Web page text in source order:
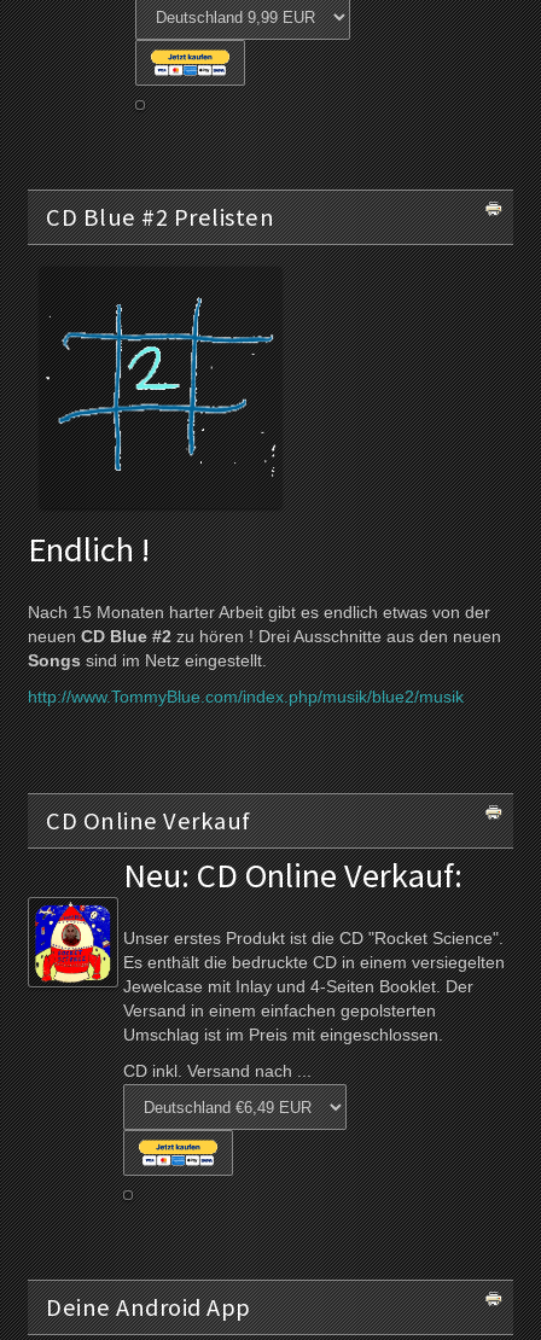
CD Blue #2 Prelisten
Endlich !
Nach 15 Monaten harter Arbeit gibt es endlich etwas von der
neuenCD Blue #2zu hören ! Drei Ausschnitte aus den neuen
Songssind im Netz eingestellt.
http://www.TommyBlue.com/index.php/musik/blue2/musik
CD Online Verkauf
Neu: CD Online Verkauf:
Unser erstes Produkt ist die CD "Rocket Science".
Es enthält die bedruckte CD in einem versiegelten
Jewelcase mit Inlay und 4-Seiten Booklet. Der
Versand in einem einfachen gepolsterten
Umschlag ist im Preis mit eingeschlossen.
CD inkl. Versand nach ...
Deine Android App